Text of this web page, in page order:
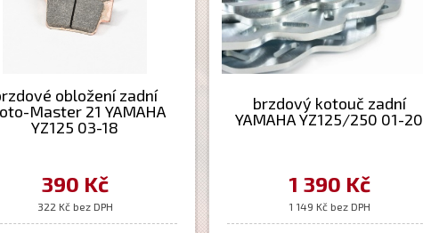
obložení zadní
Master 21 YAMAHA
YZ125 03-18
390 Kč
322 Kč bez DPH
brzdový kotouč zadní
YAMAHA YZ125/250 01-20
1 390 Kč
1 149 Kč bez DPH